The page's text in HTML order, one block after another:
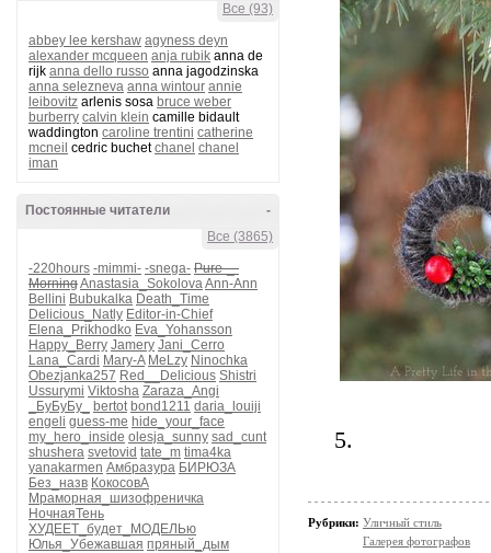
Все (93)
abbey lee kershaw agyness deyn
alexander mcqueen anja rubik anna de
rijk anna dello russo anna jagodzinska
anna selezneva anna wintour annie
leibovitz arlenis sosa bruce weber
burberry calvin klein camille bidault
waddington caroline trentini catherine
mcneil cedric buchetchanel chanel
iman
-
Постоянные читатели
Все (3865)
-220hours -mimmi- -snega- Pure-_-
MorningAnastasia_SokolovaAnn-Ann
Bellini Bubukalka Death_Time
Delicious_Natly Editor-in-Chief
Elena_Prikhodko Eva_Yohansson
Happy_Berry Jamery Jani_Cerro
Lana_Cardi Mary-A MeLzy Ninochka
Obezjanka257 Red__Delicious Shistri
Ussurymi Viktosha Zaraza_Angi
_БуБуБу_
bertot bond1211 daria_louiji
engeli guess-me hide_your_face
my_hero_inside olesja_sunny sad_cunt
shushera svetovid tate_m tima4ka
yanakarmen Амбразура БИРЮЗА
Без_назв КокосовА
Мраморная_шизофреничка
НочнаяТень
ХУДЕЕТ_будет_МОДЕЛЬю
Юлья_Убежавшая пряный_дым
5.
Рубрики: Уличный стиль
Галерея фотографов